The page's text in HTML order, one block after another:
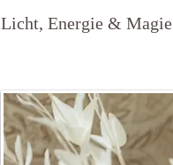
Licht, Energie & Magie